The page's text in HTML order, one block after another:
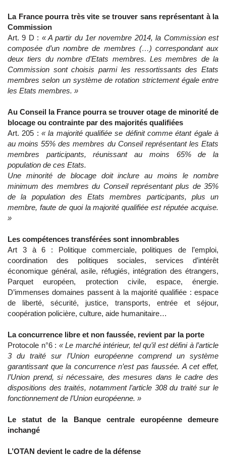
La France pourra très vite se trouver sans représentant à la
Commission
Art. 9 D : « A partir du 1er novembre 2014, la Commission est
composée d’un nombre de membres (…) correspondant aux
deux tiers du nombre d’Etats membres. Les membres de la
Commission sont choisis parmi les ressortissants des Etats
membres selon un système de rotation strictement égale entre
les Etats membres. »
Au Conseil la France pourra se trouver otage de minorité de
blocage ou contrainte par des majorités qualifiées
Art. 205 : « la majorité qualifiée se définit comme étant égale à
au moins 55% des membres du Conseil représentant les Etats
membres participants, réunissant au moins 65% de la
population de ces Etats.
Une minorité de blocage doit inclure au moins le nombre
minimum des membres du Conseil représentant plus de 35%
de la population des Etats membres participants, plus un
membre, faute de quoi la majorité qualifiée est réputée acquise.
»
Les compétences transférées sont innombrables
Art 3 à 6 : Politique commerciale, politiques de l’emploi,
coordination des politiques sociales, services d’intérêt
économique général, asile, réfugiés, intégration des étrangers,
Parquet européen, protection civile, espace, énergie.
D’immenses domaines passent à la majorité qualifiée : espace
de liberté, sécurité, justice, transports, entrée et séjour,
coopération policière, culture, aide humanitaire…
La concurrence libre et non faussée, revient par la porte
Protocole n°6 : « Le marché intérieur, tel qu’il est défini à l’article
3 du traité sur l’Union européenne comprend un système
garantissant que la concurrence n’est pas faussée. A cet effet,
l’Union prend, si nécessaire, des mesures dans le cadre des
dispositions des traités, notamment l’article 308 du traité sur le
fonctionnement de l’Union européenne. »
Le statut de la Banque centrale européenne demeure
inchangé
L’OTAN devient le cadre de la défense